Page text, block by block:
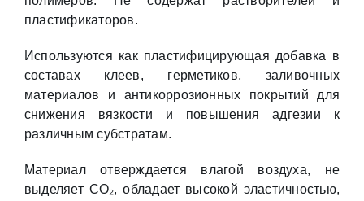
пластификаторов.
Используются как пластифицирующая добавка в
составах клеев, герметиков, заливочных
материалов и антикоррозионных покрытий для
снижения вязкости и повышения адгезии к
различным субстратам.
Материал отверждается влагой воздуха, не
выделяет CO₂, обладает высокой эластичностью,